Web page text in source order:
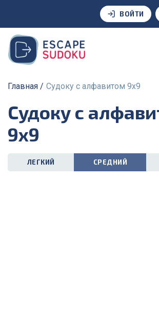
ВОЙТИ
Главная Судоку с алфавитом 9x9
Судоку с алфавитом
9x9
ЛЕГКИЙ СРЕДНИЙ